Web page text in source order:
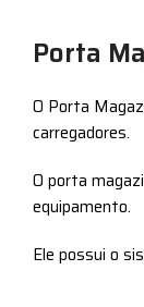
Porta
O Porta
carregadores.
O porta
equipamento.
Ele possui o